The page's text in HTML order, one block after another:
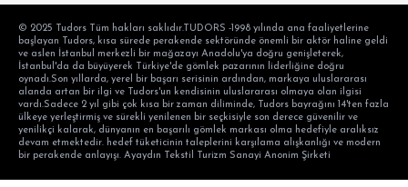
© 2025 Tudors Tüm hakları saklıdır.TUDORS -1998 yılında ana faaliyetlerine
başlayan Tudors, kısa sürede perakende sektöründe önemli bir aktör haline geldi
ve aslen İstanbul merkezli bir mağazayı Anadolu'ya doğru genişleterek,
İstanbul'da da büyüyerek Türkiye'de gömlek pazarının liderliğine doğru
oynadı.Son yıllarda, yerel bir başarı serisinin ardından, markaya uluslararası
alanda artan bir ilgi ve Tudors'un kendisinin uluslararası olmaya olan ilgisi
vardı.Sadece 2 yıl gibi çok kısa bir zaman diliminde, Tudors bayrağını 14'ten fazla
ülkeye yerleştirmiş ve sürekli yenilenen bir seçkisiyle son derece güvenilir ve
yenilikçi kalarak, dünyanın en başarılı gömlek markası olma hedefiyle aralıksız
devam etmektedir. hedef tüketicinin taleplerini karşılama alışkanlığı ve modern
bir perakende anlayışı. Ayaydın Tekstil Turizm Sanayi Anonim Şirketi